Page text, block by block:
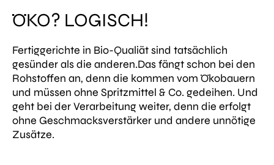
ÖKO? LOGISCH!
Fertiggerichte in Bio-Qualiät sind tatsächlich
gesünder als die anderen.Das fängt schon bei den
Rohstoffen an, denn die kommen vom Ökobauern
und müssen ohne Spritzmittel & Co. gedeihen. Und
geht bei der Verarbeitung weiter, denn die erfolgt
ohne Geschmacksverstärker und andere unnötige
Zusätze.